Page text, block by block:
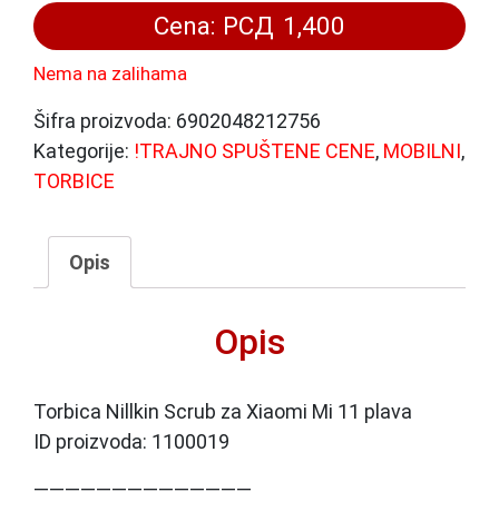
Cena: РСД 1,400
Nema na zalihama
Šifra proizvoda: 6902048212756
Kategorije: !TRAJNO SPUŠTENE CENE, MOBILNI,
TORBICE
Opis
Opis
Torbica Nillkin Scrub za Xiaomi Mi 11 plava
ID proizvoda: 1100019
——————————————